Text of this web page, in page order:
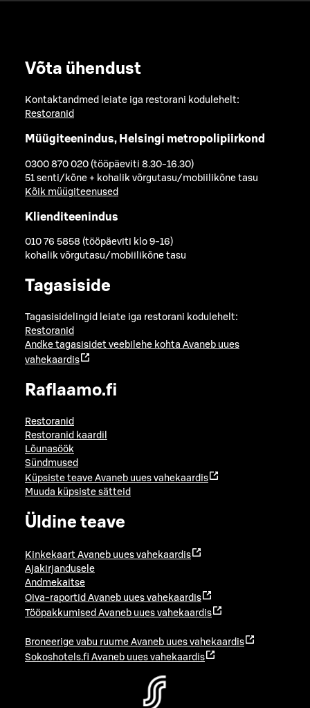
Võta ühendust
Kontaktandmed leiate iga restorani kodulehelt:
Restoranid
Müügiteenindus, Helsingi metropolipiirkond
0300 870 020 (tööpäeviti 8.30-16.30)
51 senti/kõne + kohalik võrgutasu/mobiilikõne tasu
Kõik müügiteenused
Klienditeenindus
010 76 5858 (tööpäeviti klo 9-16)
kohalik võrgutasu/mobiilikõne tasu
Tagasiside
Tagasisidelingid leiate iga restorani kodulehelt:
Restoranid
Andke tagasisidet veebilehe kohta Avaneb uues
vahekaardis
Raflaamo.fi
Restoranid
Restoranid kaardil
Lõunasöök
Sündmused
Küpsiste teave Avaneb uues vahekaardis
Muuda küpsiste sätteid
Üldine teave
Kinkekaart Avaneb uues vahekaardis
Ajakirjandusele
Andmekaitse
Oiva-raportid Avaneb uues vahekaardis
Tööpakkumised Avaneb uues vahekaardis
Broneerige vabu ruume Avaneb uues vahekaardis
Sokoshotels.fi Avaneb uues vahekaardis